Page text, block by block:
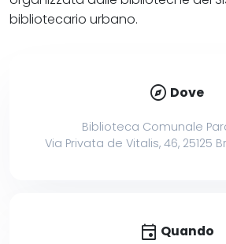
bibliotecario urbano.
explore Dove
Biblioteca Comunale
Via Privata de Vitalis, 46, 25125
event Quando